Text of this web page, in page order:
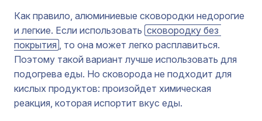
Как правило, алюминиевые сковородки недорогие
и легкие. Если использовать сковородку без
покрытия
, то она может легко расплавиться.
Поэтому такой вариант лучше использовать для
подогрева еды. Но сковорода не подходит для
кислых продуктов: произойдет химическая
реакция, которая испортит вкус еды.